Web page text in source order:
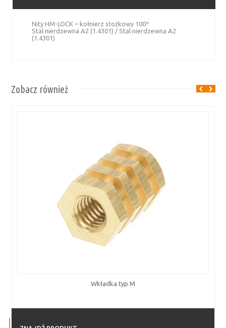
Nity HM-LOCK – kołnierz stożkowy 100º
Stal nierdzewna A2 (1.4301) / Stal nierdzewna A2
(1.4301)
Zobacz również
Wkładka typ M